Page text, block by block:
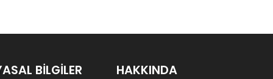
BILGILER HAKKINDA